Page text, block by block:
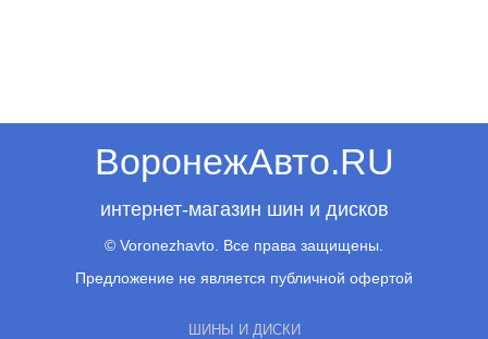
ВоронежАвто.RU
интернет-магазин шин и дисков
© Voronezhavto. Все права защищены.
Предложение не является публичной офертой
ШИНЫ И ДИСКИ